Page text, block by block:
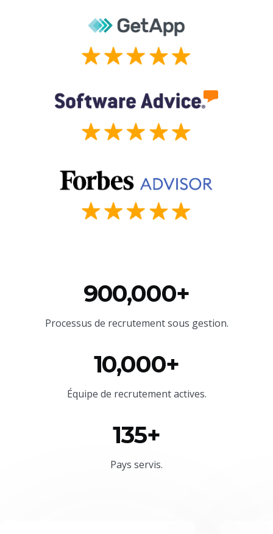
900,000+
Processus de recrutement sous gestion.
10,000+
Équipe de recrutement actives.
135+
Pays servis.